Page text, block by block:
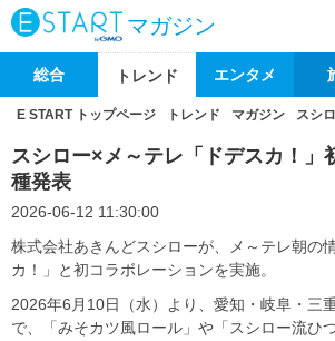
マガジン
総合 トレンド エンタメ
E START トップページ トレンド マガジン スシ
スシロー×メ～テレ「ドデスカ！」
種発表
2026-06-12 11:30:00
株式会社あきんどスシローが、メ～テレ朝の
カ！」と初コラボレーションを実施。
2026年6月10日（水）より、愛知・岐阜・三
で、「みそカツ風ロール」や「スシロー流ひ